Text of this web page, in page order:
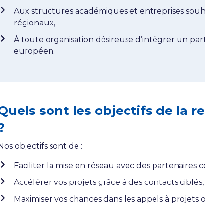
Aux structures académiques et entreprises
régionaux,
À toute organisation désireuse d’intégrer un
européen.
sont les objectifs de la
objectifs sont de :
Faciliter la mise en réseau avec des partenaires
Accélérer vos projets grâce à des contacts ciblés,
Maximiser vos chances dans les appels à